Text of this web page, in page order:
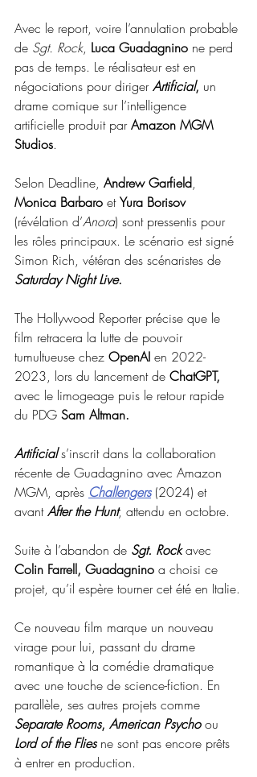
Avec le report, voire l’annulation probable
de Sgt. Rock, Luca Guadagnino ne perd
pas de temps. Le réalisateur est en
négociations pour diriger Artificial, un
drame comique sur l’intelligence
artificielle produit par Amazon MGM
Studios.
Selon Deadline, Andrew Garfield,
Monica Barbaro et Yura Borisov
(révélation d’Anora) sont pressentis pour
les rôles principaux. Le scénario est signé
Simon Rich, vétéran des scénaristes de
Saturday Night Live.
The Hollywood Reporter précise que le
film retracera la lutte de pouvoir
tumultueuse chez OpenAI en 2022-
2023, lors du lancement de ChatGPT,
avec le limogeage puis le retour rapide
du PDG Sam Altman.
Artificial s’inscrit dans la collaboration
récente de Guadagnino avec Amazon
MGM, après Challengers (2024) et
avant After the Hunt, attendu en octobre.
Suite à l’abandon de Sgt. Rock avec
Colin Farrell, Guadagnino a choisi ce
projet, qu’il espère tourner cet été en Italie.
Ce nouveau film marque un nouveau
virage pour lui, passant du drame
romantique à la comédie dramatique
avec une touche de science-fiction. En
parallèle, ses autres projets comme
Separate Rooms, American Psycho ou
Lord of the Flies ne sont pas encore prêts
à entrer en production.